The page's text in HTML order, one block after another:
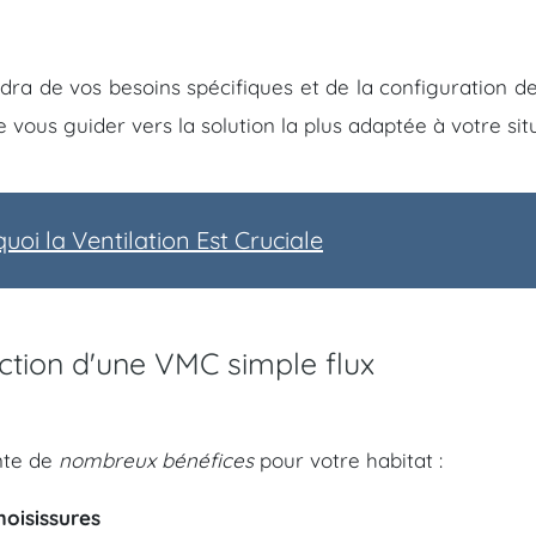
de vos besoins spécifiques et de la configuration
guider vers la solution la plus adaptée à votre
la Ventilation Est Cruciale
d'une VMC simple flux
de nombreux bénéficespour votre habitat :